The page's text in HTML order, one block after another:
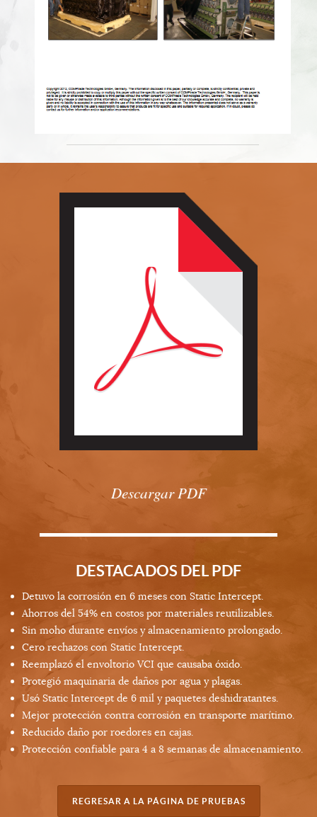
Descargar PDF
DESTACADOS DEL PDF
Detuvo la corrosión en 6 meses con Static Intercept.
Ahorros del 54% en costos por materiales reutilizables.
Sin moho durante envíos y almacenamiento prolongado.
Cero rechazos con Static Intercept.
Reemplazó el envoltorio VCI que causaba óxido.
Protegió maquinaria de daños por agua y plagas.
Usó Static Intercept de 6 mil y paquetes deshidratantes.
Mejor protección contra corrosión en transporte marítimo.
Reducido daño por roedores en cajas.
Protección confiable para 4 a 8 semanas de almacenamiento.
REGRESAR A LA PÁGINA DE PRUEBAS